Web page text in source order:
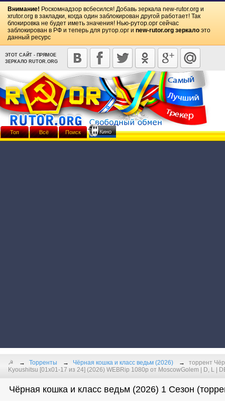
Внимание! Роскомнадзор всбесился! Добавь зеркала new-rutor.org и
xrutor.org в закладки, когда один заблокирован другой работает! Так
блокировка не будет иметь значения! Нью-рутор.орг сейчас
заблокирован в РФ и теперь для рутор.орг и new-rutor.org зеркало это
данный ресурс
ЭТОТ САЙТ - ПРЯМОЕ
ЗЕРКАЛО RUTOR.ORG
☭ Торренты Чёрная кошка и класс ведьм (2026)
торрент
Kyoushitsu [01x01-17 из 24] (2026) WEBRip 1080p от MoscowGolem | D, L |
Чёрная кошка и класс ведьм (2026) 1 Сезон